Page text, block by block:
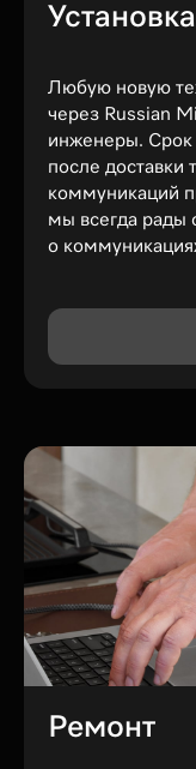
Установка
Любую новую
через Russian
инженеры. Срок
после доставки
коммуникаций
мы всегда рады
о
Ремонт